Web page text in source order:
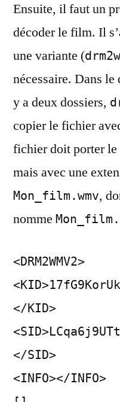
Ensuite, il faut un
décoder le film. Il
une variante (
nécessaire. Dans
y a deux dossiers,
copier le fichier
fichier doit porter
mais avec une
Mon_film.wmv,
nomme
<DRM2WMV2>
</KID>
</SID>
<INFO></INFO>